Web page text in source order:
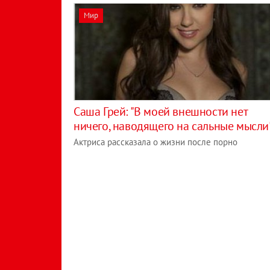
Мир
Саша Грей: "В моей внешности нет
ничего, наводящего на сальные
Актриса рассказала о жизни после порно